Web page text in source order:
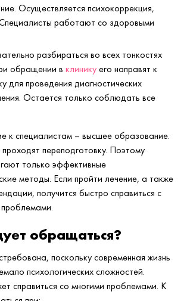
Осуществляется психокоррекция,
работают со здоровыми
разбираться во всех тонкостях
обращении в клинику его направят к
для проведения диагностических
Остается только соблюдать все
к специалистам – высшее образование.
переподготовку. Поэтому
только эффективные
методы. Если пройти лечение, а также
получится быстро справиться с
проблемами.
обращаться?
поскольку современная жизнь
психологических сложностей.
справиться со многими проблемами. К